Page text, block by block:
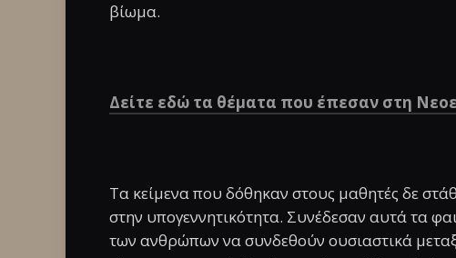
βίωμα.
Δείτε εδώ τα θέματα που έπεσαν στη
Τα κείμενα που δόθηκαν στους μαθητές δε
στην υπογεννητικότητα. Συνέδεσαν αυτά τα
των ανθρώπων να συνδεθούν ουσιαστικά